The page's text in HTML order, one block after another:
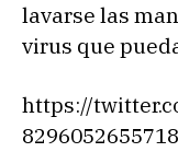
lavarse las
virus que
https://